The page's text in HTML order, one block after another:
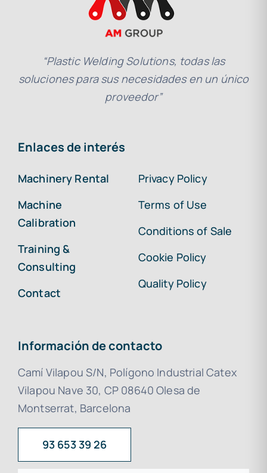
“Plastic Welding Solutions, todas las
soluciones para sus necesidades en un único
proveedor”
Enlaces de interés
Machinery Rental
Machine
Calibration
Training &
Consulting
Contact
Privacy Policy
Terms of Use
Conditions of Sale
Cookie Policy
Quality Policy
Información de contacto
Camí Vilapou S/N, Polígono Industrial Catex
Vilapou Nave 30, CP 08640 Olesa de
Montserrat, Barcelona
93 653 39 26